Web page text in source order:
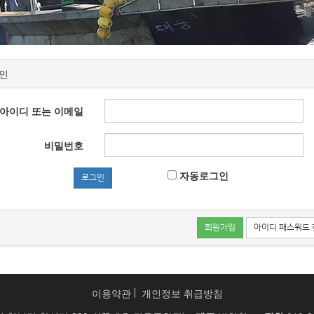
아이디 또는 이메일
비밀번호
로그인 자동로그인
회원가입 아이디 패스워드
이용약관
개인정보 취급방침